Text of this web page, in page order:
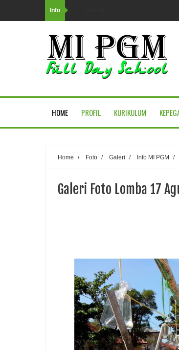
Info
HOME PROFIL KURIKULUM
Home / Foto / Galeri / Info MI PGM /
Galeri Foto Lomba 17